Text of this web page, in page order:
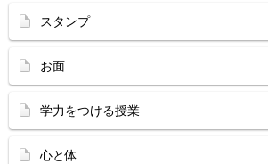
スタンプ
お面
学力をつける授業
心と体